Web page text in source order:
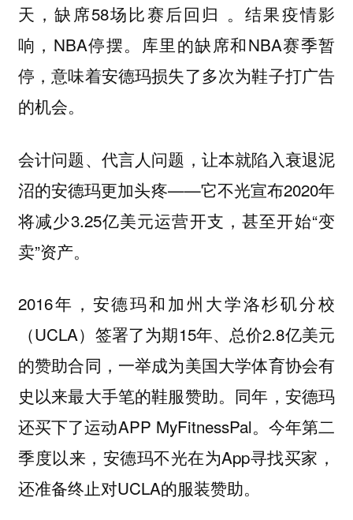
天，缺席58场比赛后回归 。结果疫情影
响，NBA停摆。库里的缺席和NBA赛季暂
停，意味着安德玛损失了多次为鞋子打广告
的机会。
会计问题、代言人问题，让本就陷入衰退泥
沼的安德玛更加头疼——它不光宣布2020年
将减少3.25亿美元运营开支，甚至开始“变
卖”资产。
2016年，安德玛和加州大学洛杉矶分校
（UCLA）签署了为期15年、总价2.8亿美元
的赞助合同，一举成为美国大学体育协会有
史以来最大手笔的鞋服赞助。同年，安德玛
还买下了运动APP MyFitnessPal。今年第二
季度以来，安德玛不光在为App寻找买家，
还准备终止对UCLA的服装赞助。